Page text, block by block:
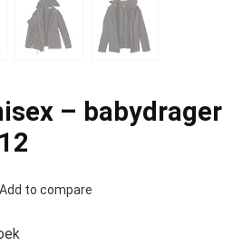
– babydrager
Add to compare